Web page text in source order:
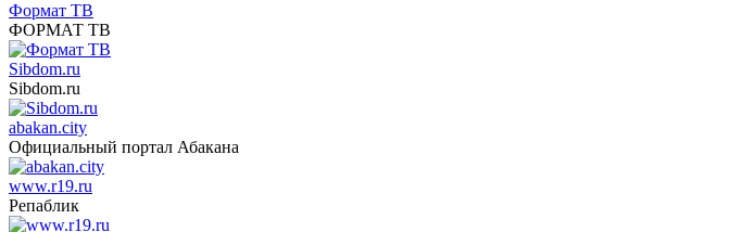
Формат ТВ
ФОРМАТ ТВ
Sibdom.ru
Sibdom.ru
abakan.city
Официальный портал Абакана
www.r19.ru
Репаблик